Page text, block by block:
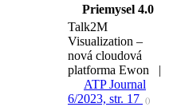
Priemysel 4.0
Talk2M
Visualization –
nová cloudová
platforma Ewon |
ATP Journal
6/2023, str. 17
()